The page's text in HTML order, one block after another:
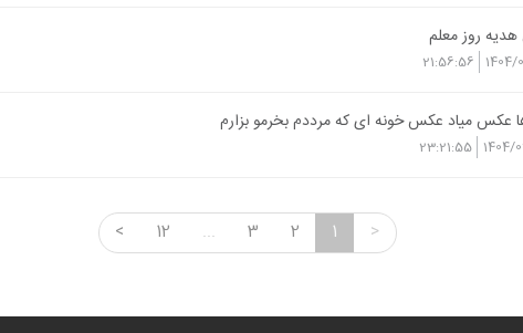
روز معلم
1404/
21:56:56
عکس میاد عکس خونه ای که مرددم بخرمو بزارم
1404/
23:21:55
>
1
2
3
...
12
<